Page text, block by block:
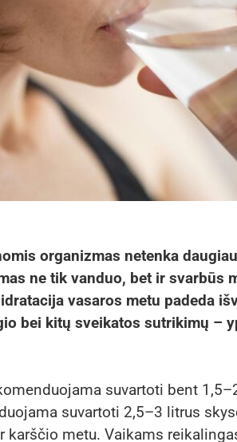
organizmas netenka
ne tik vanduo, bet ir svarbūs
vasaros metu padeda
bei kitų sveikatos sutrikimų –
suvartoti bent
suvartoti 2,5–3 litrus
karščio metu. Vaikams